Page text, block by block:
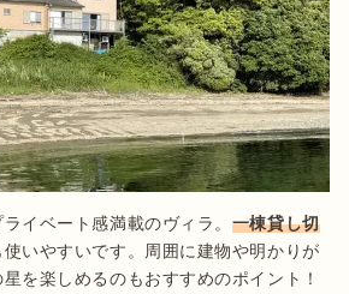
イベート感満載のヴィラ。 一棟貸し切
いやすいです。周囲に建物や明かりが
を楽しめるのもおすすめのポイント！